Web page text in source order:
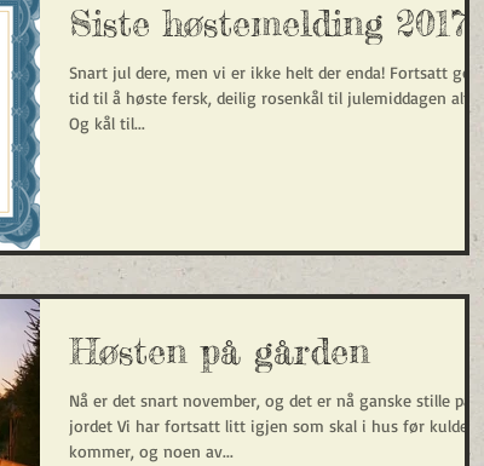
Siste høstemelding 2017
Snart jul dere, men vi er ikke helt der enda! Fortsatt god
tid til å høste fersk, deilig rosenkål til julemiddagen
Og kål til...
Høsten på gården
Nå er det snart november, og det er nå ganske stille på
jordet Vi har fortsatt litt igjen som skal i hus før kulden
kommer, og noen av...